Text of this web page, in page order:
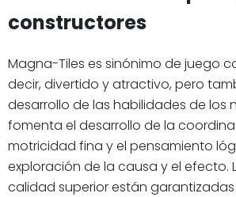
constructores
Magna-Tiles es sinónimo de juego
decir, divertido y atractivo, pero
desarrollo de las habilidades de los
fomenta el desarrollo de la
motricidad fina y el pensamiento
exploración de la causa y el efecto.
calidad superior están